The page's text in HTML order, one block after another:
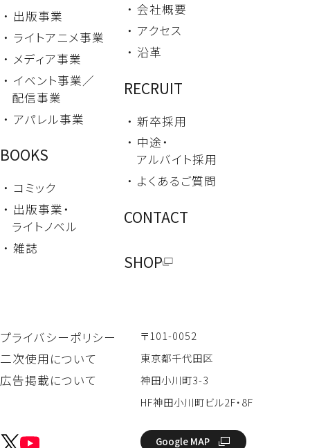
プライバシーポリシー
二次使用について
広告掲載について
〒101-0052
東京都千代田区
神田小川町3-3
HF神田小川町ビル2F・8F
Google MAP
・ 出版事業
・ ライトアニメ事業
・ メディア事業
・ イベント事業／
配信事業
・ アパレル事業
BOOKS
・ コミック
・ 出版事業・
ライトノベル
・ 雑誌
・ 会社概要
・ アクセス
・ 沿革
RECRUIT
・ 新卒採用
・ 中途・
アルバイト採用
・ よくあるご質問
CONTACT
SHOP